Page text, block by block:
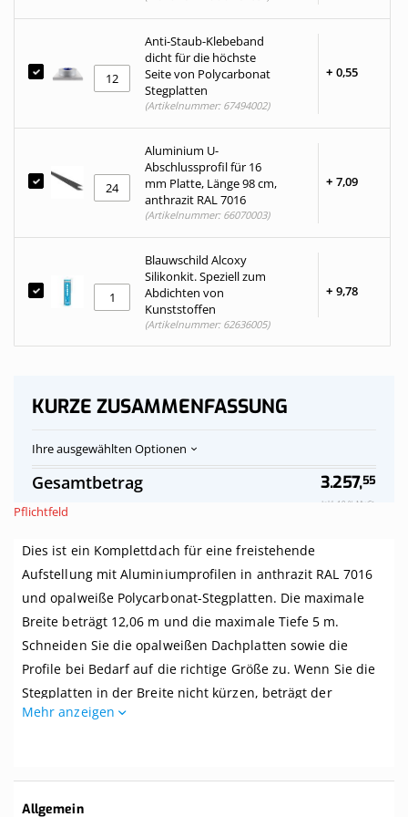
Anti-Staub-Klebeband
dicht für die höchste
Seite von Polycarbonat
Stegplatten
+ 0,55
(Artikelnummer: 67494002)
Aluminium U-
Abschlussprofil für 16
mm Platte, Länge 98 cm,
anthrazit RAL 7016
+ 7,09
(Artikelnummer: 66070003)
Blauwschild Alcoxy
Silikonkit. Speziell zum
Abdichten von
Kunststoffen
+ 9,78
(Artikelnummer: 62636005)
Pflichtfeld
KURZE ZUSAMMENFASSUNG
Ihre ausgewählten Optionen
Polycarbonat-
Stegplatten
Dach
opalweiß
freistehend,
Breite
12,06
m
Tiefe
bis
5
m.
Profile
Auf
Vorrat
Gesamtbetrag 3.257,55
Inkl. 19 % MwSt.
Dies ist ein Komplettdach für eine freistehende
Aufstellung mit Aluminiumprofilen in anthrazit RAL 7016
und opalweiße Polycarbonat-Stegplatten. Die maximale
Breite beträgt 12,06 m und die maximale Tiefe 5 m.
Schneiden Sie die opalweißen Dachplatten sowie die
Profile bei Bedarf auf die richtige Größe zu. Wenn Sie die
Stegplatten in der Breite nicht kürzen, beträgt der
Mittenabstand zwischen den Balken Ihrer Überdachung 1
Mehr anzeigen
Weitere
Allgemein